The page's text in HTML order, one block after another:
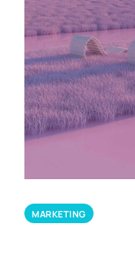
MARKETING